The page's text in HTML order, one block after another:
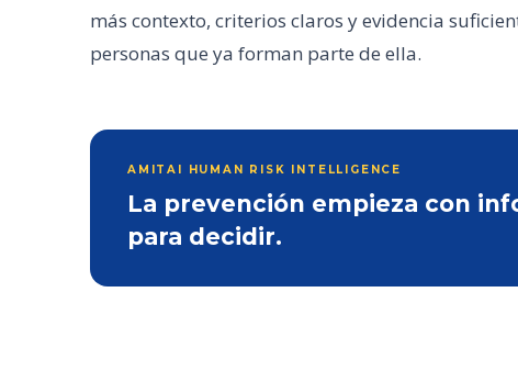
más contexto, criterios claros y evidencia
personas que ya forman parte de ella.
AMITAI HUMAN RISK INTELLIGENCE
La prevención empieza con
para decidir.